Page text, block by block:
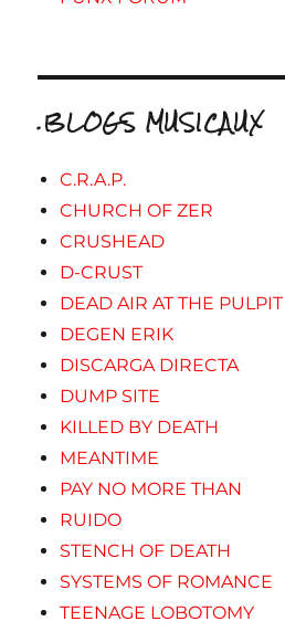
.BLOGS MUSICAUX
C.R.A.P.
CHURCH OF ZER
CRUSHEAD
D-CRUST
DEAD AIR AT THE PULPIT
DEGEN ERIK
DISCARGA DIRECTA
DUMP SITE
KILLED BY DEATH
MEANTIME
PAY NO MORE THAN
RUIDO
STENCH OF DEATH
SYSTEMS OF ROMANCE
TEENAGE LOBOTOMY